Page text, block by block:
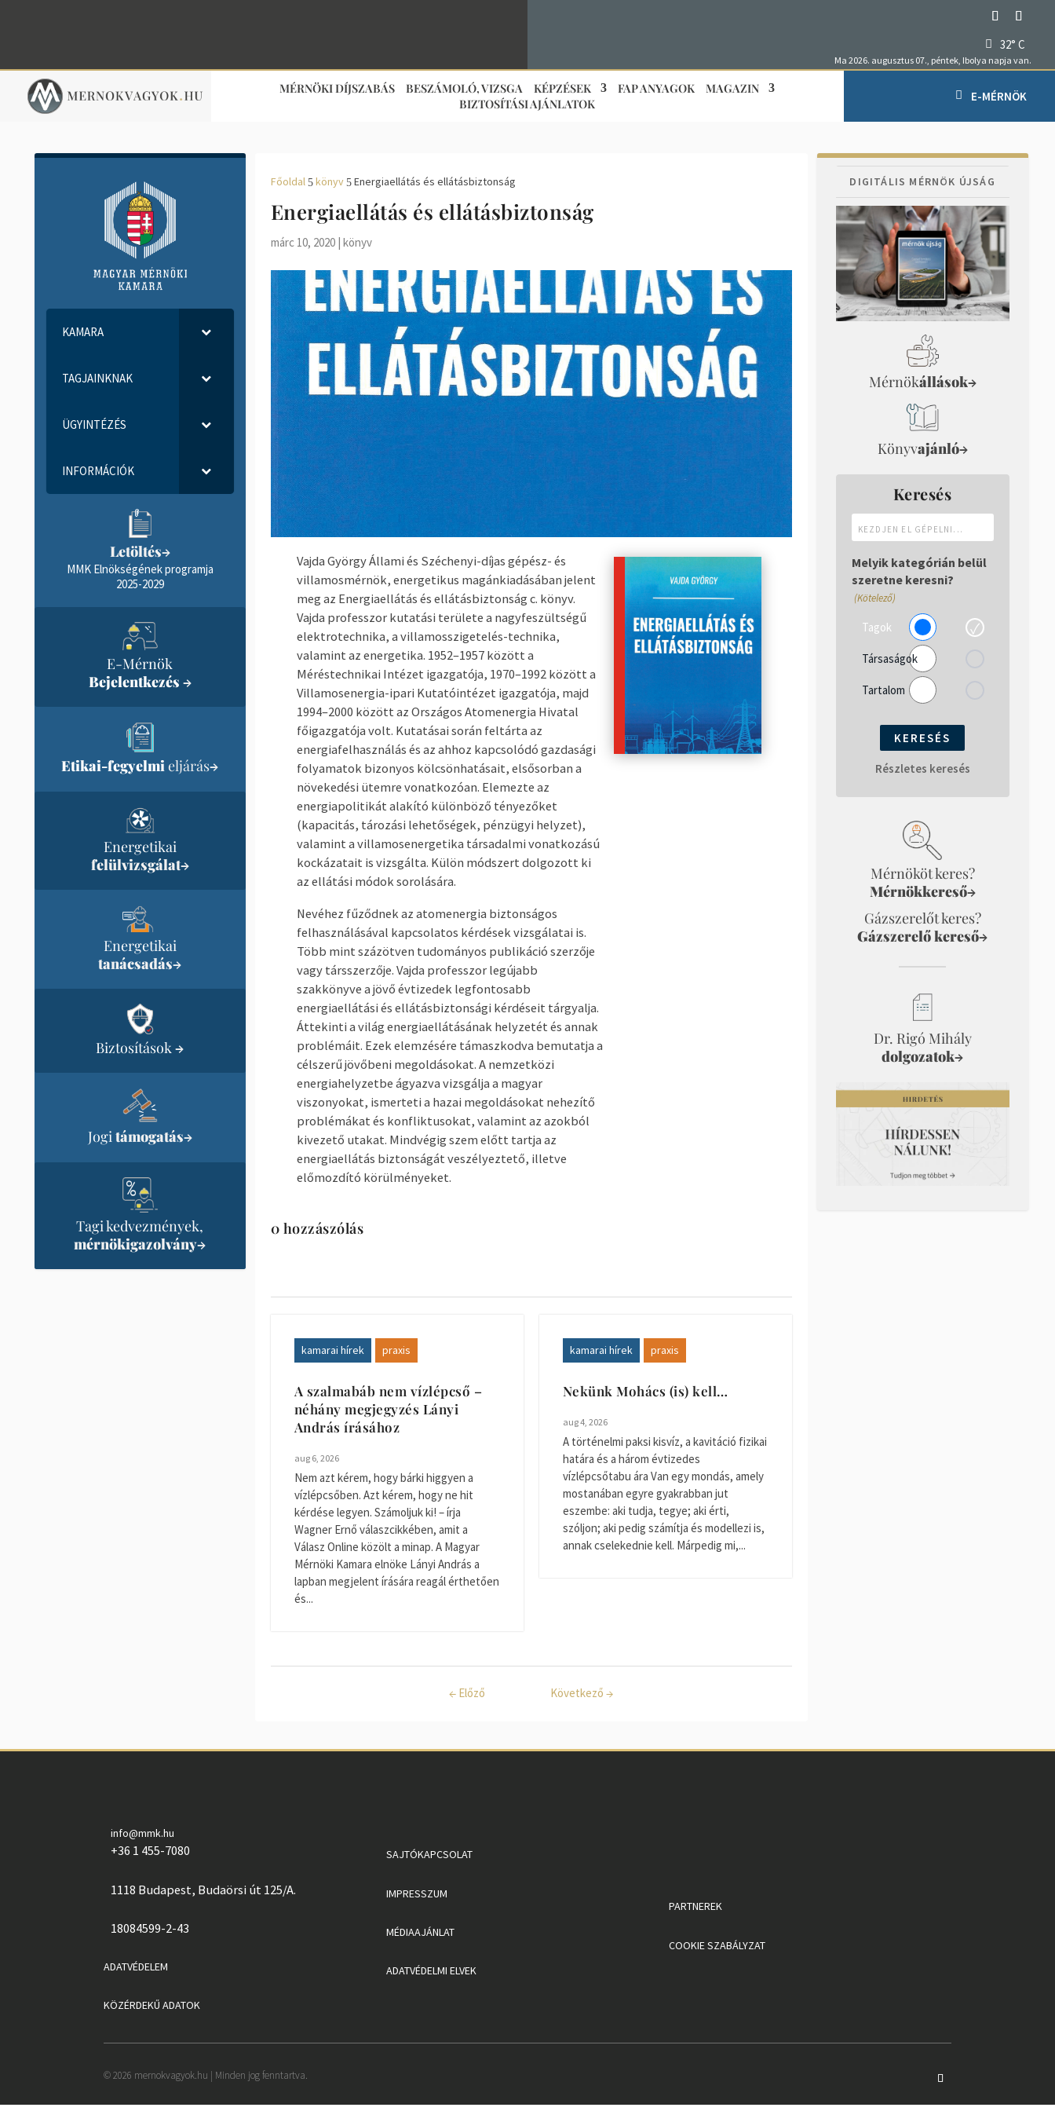
32° C
Ma 2026. augusztus 07., péntek, Ibolya napja van.
MÉRNÖKI DÍJSZABÁS BESZÁMOLÓ, VIZSGA KÉPZÉSEK FAP ANYAGOK
MAGAZIN
BIZTOSÍTÁSI AJÁNLATOK
E-MÉRNÖK
KAMARA
TAGJAINKNAK
ÜGYINTÉZÉS
INFORMÁCIÓK
Letöltés→
MMK Elnökségének programja
2025-2029
E-Mérnök
Bejelentkezés →
Etikai-fegyelmieljárás→
Energetikai
felülvizsgálat→
Energetikai
tanácsadás→
Biztosítások→
Jogitámogatás→
Tagi kedvezmények,
mérnökigazolvány→
Főoldal 5 könyv 5 Energiaellátás és ellátásbiztonság
Energiaellátás és ellátásbiztonság
márc 10, 2020| könyv
Vajda GyörgyÁllami és Széchenyi-díjas gépész- és
villamosmérnök, energetikus magánkiadásában jelent
meg az Energiaellátás és ellátásbiztonság c. könyv.
Vajda professzor kutatási területe a nagyfeszültségű
elektrotechnika, a villamosszigetelés-technika,
valamint az energetika. 1952–1957 között a
Méréstechnikai Intézet igazgatója, 1970–1992 között a
Villamosenergia-ipari Kutatóintézet igazgatója, majd
1994–2000 között az Országos Atomenergia Hivatal
főigazgatója volt. Kutatásai során feltárta az
energiafelhasználás és az ahhoz kapcsolódó gazdasági
folyamatok bizonyos kölcsönhatásait, elsősorban a
növekedési ütemre vonatkozóan. Elemezte az
energiapolitikát alakító különböző tényezőket
(kapacitás, tározási lehetőségek, pénzügyi helyzet),
valamint a villamosenergetika társadalmi vonatkozású
kockázatait is vizsgálta. Külön módszert dolgozott ki
az ellátási módok sorolására.
Nevéhez fűződnek az atomenergia biztonságos
felhasználásával kapcsolatos kérdések vizsgálatai is.
Több mint százötven tudományos publikáció szerzője
vagy társszerzője. Vajda professzor legújabb
szakkönyve a jövő évtizedek legfontosabb
energiaellátási és ellátásbiztonsági kérdéseit tárgyalja.
Áttekinti a világ energiaellátásának helyzetét és annak
problémáit. Ezek elemzésére támaszkodva bemutatja a
célszerű jövőbeni megoldásokat. A nemzetközi
energiahelyzetbe ágyazva vizsgálja a magyar
viszonyokat, ismerteti a hazai megoldásokat nehezítő
problémákat és konfliktusokat, valamint az azokból
kivezető utakat. Mindvégig szem előtt tartja az
energiaellátás biztonságát veszélyeztető, illetve
előmozdító körülményeket.
0 hozzászólás
kamarai hírek praxis
A szalmabáb nem vízlépcső –
néhány megjegyzés Lányi
András írásához
aug 6, 2026
Nem azt kérem, hogy bárki higgyen a
vízlépcsőben. Azt kérem, hogy ne hit
kérdése legyen. Számoljuk ki! – írja
Wagner Ernő válaszcikkében, amit a
Válasz Online közölt a minap. A Magyar
Mérnöki Kamara elnöke Lányi András a
lapban megjelent írására reagál érthetően
és...
kamarai hírek praxis
Nekünk Mohács (is) kell…
aug 4, 2026
A történelmi paksi kisvíz, a kavitáció fizikai
határa és a három évtizedes
vízlépcsőtabu ára Van egy mondás, amely
mostanában egyre gyakrabban jut
eszembe: aki tudja, tegye; aki érti,
szóljon; aki pedig számítja és modellezi is,
annak cselekednie kell. Márpedig mi,...
← Előző Következő →
DIGITÁLIS MÉRNÖK ÚJSÁG
Mérnökállások→
Könyvajánló→
Keresés
el
gépelni...
Melyik kategórián belül
szeretne keresni?
(Kötelező)
Tagok
Társaságok
Tartalom
Részletes keresés
Mérnököt keres?
Mérnökkereső→
Gázszerelőt keres?
Gázszerelő kereső→
Dr. Rigó Mihály
dolgozatok→
info@mmk.hu
+36 1 455-7080
1118 Budapest, Budaörsi út 125/A.
18084599-2-43
ADATVÉDELEM
KÖZÉRDEKŰ ADATOK
SAJTÓKAPCSOLAT
IMPRESSZUM
MÉDIAAJÁNLAT
ADATVÉDELMI ELVEK
PARTNEREK
COOKIE SZABÁLYZAT
© 2026 mernokvagyok.hu | Minden jog fenntartva.